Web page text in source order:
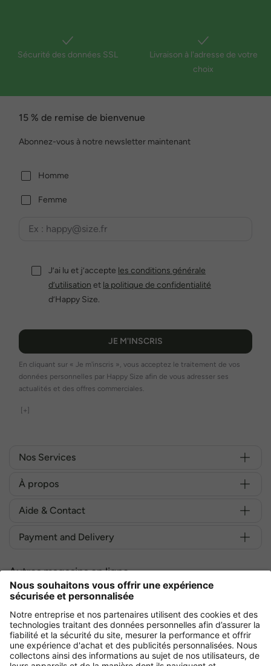
Sécurité des données SSL
Livraison à l'adresse de votre
choix
15 % de remise de bienvenue
Abonnez-vous à notre newsletter maintenant
Homme
Femme
J’ai lu et j’accepte les conditions générale
d’utilisation et la politique de confidentialité
d’Happy Size.
JE M'INSCRIS
En cliquant sur « Je m'inscris », vous acceptez le traitement de vos
données personnelles par Happy Size afin de vous adresser ses
actualités et des offres commerciales.
[+]
Nos Services
À propos
Aide & Contact
Payment and Delivery
Autres magasins en ligne
France
Achetez en toute sécurité avec :